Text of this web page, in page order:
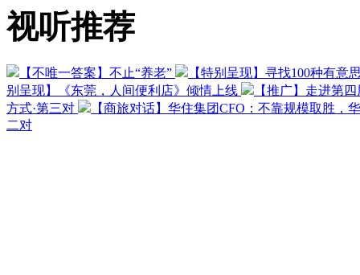
视听推荐
【不唯一答案】不止“养老”
【特别呈现】寻找100种有意
别呈现】《东莞，人间便利店》倾情上线
【推广】走进第
方式·第三对
【商旅对话】华住集团CFO：不靠规模取胜，
二对